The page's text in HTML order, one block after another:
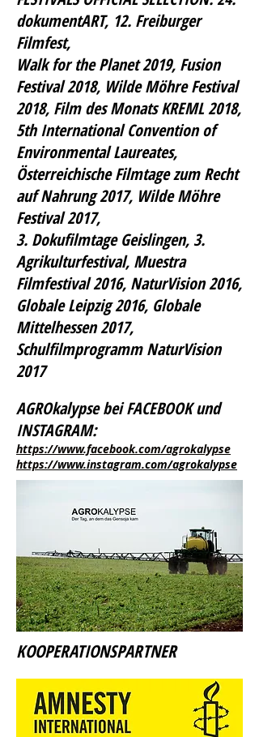
dokumentART, 12. Freiburger
Filmfest,
Walk for the Planet 2019, Fusion
Festival 2018, Wilde Möhre Festival
2018, Film des Monats KREML 2018,
5th International Convention of
Environmental Laureates,
Österreichische Filmtage zum Recht
auf Nahrung 2017, Wilde Möhre
Festival 2017,
3. Dokufilmtage Geislingen, 3.
Agrikulturfestival, Muestra
Filmfestival 2016, NaturVision 2016,
Globale Leipzig 2016, Globale
Mittelhessen 2017,
Schulfilmprogramm NaturVision
2017
AGROkalypsebei FACEBOOK und
INSTAGRAM:
https://www.facebook.com/agrokalypse
https://www.instagram.com/agrokalypse
KOOPERATIONSPARTNER